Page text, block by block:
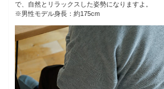
で、自然とリラックスした姿勢になりますよ。
※男性モデル身長：約175cm